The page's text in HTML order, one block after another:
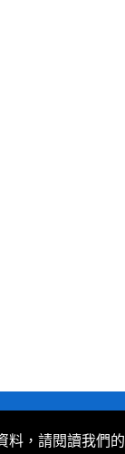
料，請閱讀我們的